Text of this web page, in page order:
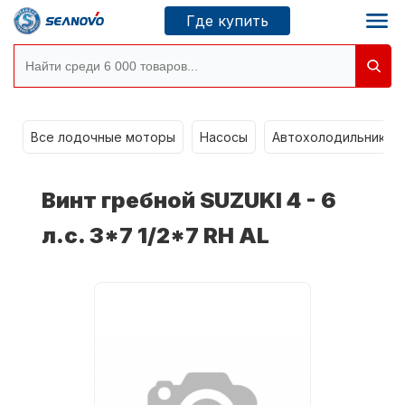
Где купить
Новосибирск
Моторы SEANOVO
Все лодочные моторы Насосы Автохолодильники
Винт гребной SUZUKI 4 - 6
л.с. 3*7 1/2*7 RH AL